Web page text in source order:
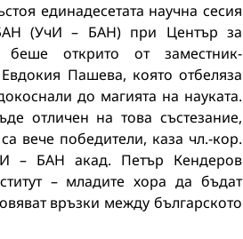
eдинадесетата научна сесия
(УчИ – БАН) при Център за
открито от заместник-
Пашева, която отбеляза
до магията на науката.
отличен на това състезание,
вече победители, каза чл.-кор.
– БАН акад. Петър Кендеров
– младите хора да бъдат
връзки между българското